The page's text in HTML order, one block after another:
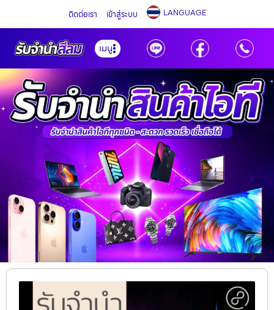
ติดต่อเรา เข้าสู่ระบบ LANGUAGE
เมนู